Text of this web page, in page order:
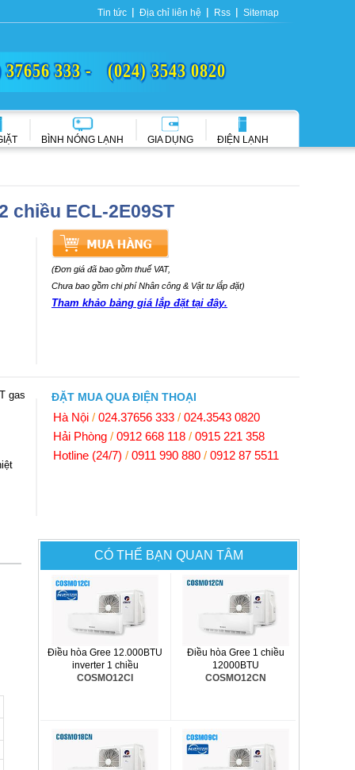
Tin tức Địa chỉ liên hệ Rss Sitemap
37656 333 - (024) 3543 0820
BÌNH NÓNG LẠNH GIA DỤNG ĐIỆN LẠNH
chiều ECL-2E09ST
(Đơn giá đã bao gồm thuế VAT,
Chưa bao gồm chi phí Nhân công & Vật tư lắp đặt)
Tham khảo bảng giá lắp đặt tại đây.
gas ĐẶT MUA QUA ĐIỆN THOẠI
Hà Nội / 024.37656 333 / 024.3543 0820
Hải Phòng / 0912 668 118 / 0915 221 358
Hotline (24/7) / 0911 990 880 / 0912 87 5511
CÓ THỂ BẠN QUAN TÂM
Điều hòa Gree 12.000BTU
inverter 1 chiều
COSMO12CI
Điều hòa Gree 1 chiều
12000BTU
COSMO12CN